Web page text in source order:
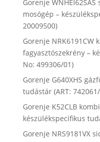
Gorenje
mosógép –
20009500)
Gorenje NRK6191CW
fagyasztószekrény –
No: 499306/01)
Gorenje G640XHS
tudástár (ART:
Gorenje K52CLB
készülékspecifikus
Gorenje NRS9181VX